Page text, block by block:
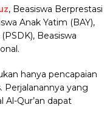
, Beasiswa Berprestasi
Anak Yatim (BAY),
Beasiswa
hanya pencapaian
yang
Qur’an dapat